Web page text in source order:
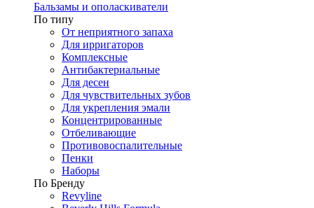
Бальзамы и ополаскиватели
По типу
От неприятного запаха
Для ирригаторов
Комплексные
Антибактериальные
Для десен
Для чувствительных зубов
Для укрепления эмали
Концентрированные
Отбеливающие
Противовоспалительные
Пенки
Наборы
По Бренду
Revyline